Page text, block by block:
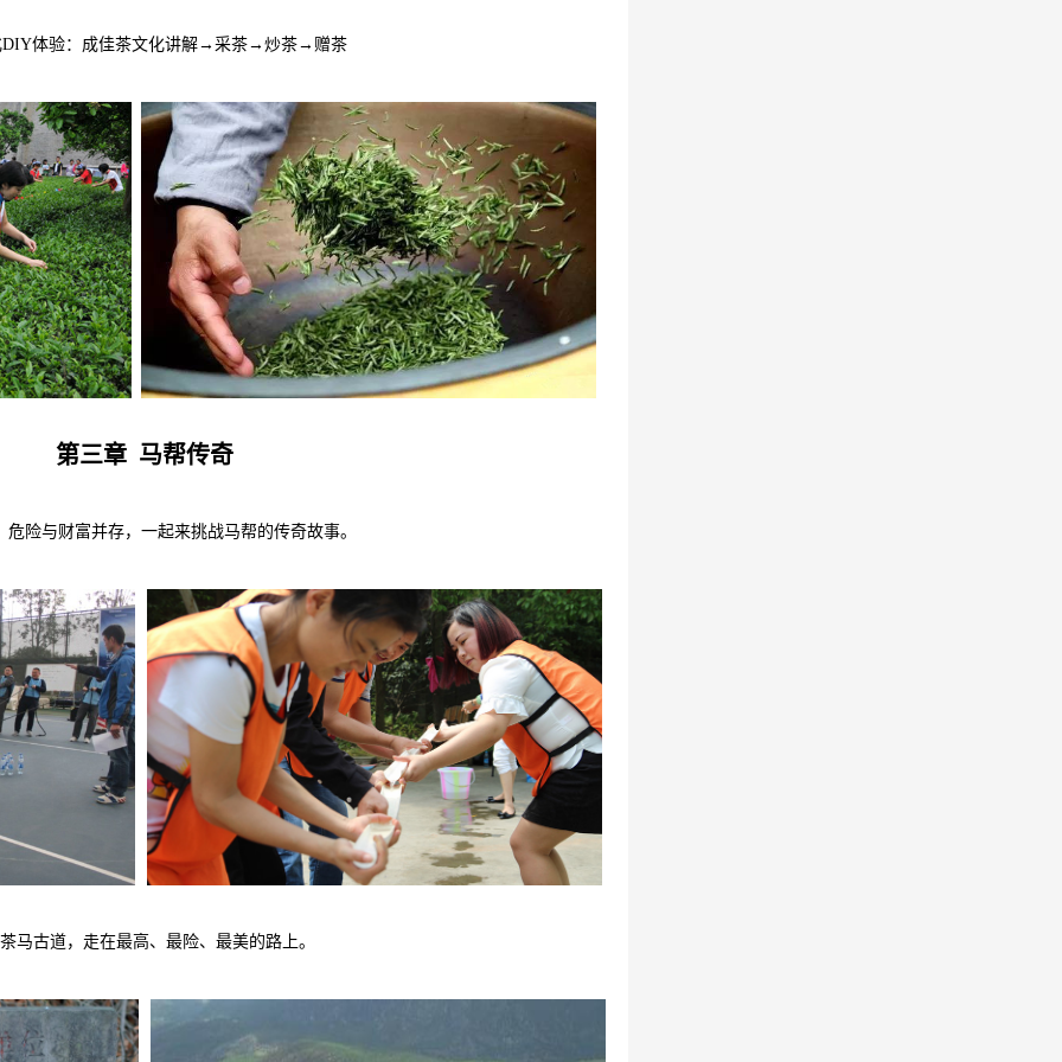
DIY体验：成佳茶文化讲解→采茶→炒茶→赠茶
第三章 马帮传奇
危险与财富并存，一起来挑战马帮的传奇故事。
马古道，走在最高、最险、最美的路上。